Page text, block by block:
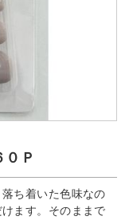
Ｐ
ち着いた色味なの
ます。そのままで